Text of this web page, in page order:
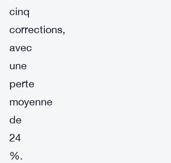
cinq
corrections,
avec
une
perte
moyenne
de
24
%.